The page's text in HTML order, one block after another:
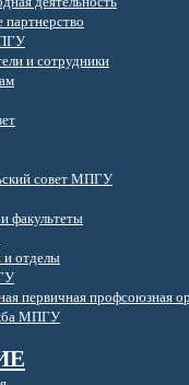
партнерство
и сотрудники
совет МПГУ
факультеты
и отделы
первичная профсоюзная
МПГУ